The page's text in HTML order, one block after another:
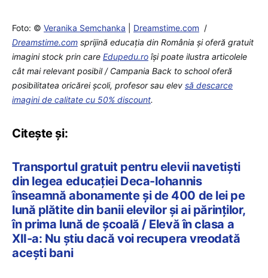
Foto: © Veranika Semchanka Dreamstime.com /
Dreamstime.com sprijină educaţia din România şi oferă gratuit
imagini stock prin care Edupedu.ro îşi poate ilustra articolele
cât mai relevant posibil / Campania Back to school oferă
posibilitatea oricărei școli, profesor sau elev să descarce
imagini de calitate cu 50% discount.
Citește și:
Transportul gratuit pentru elevii navetiști
din legea educației Deca-Iohannis
înseamnă abonamente și de 400 de lei pe
lună plătite din banii elevilor și ai părinților,
în prima lună de școală / Elevă în clasa a
XII-a: Nu știu dacă voi recupera vreodată
acești bani